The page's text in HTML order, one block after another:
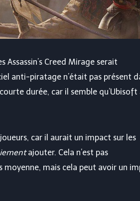
Creed Mirage serait
anti-piratage n’était pas présent
durée, car il semble qu’Ubisoft
car il aurait un impact sur les
ajouter. Cela n’est pas
mais cela peut avoir un